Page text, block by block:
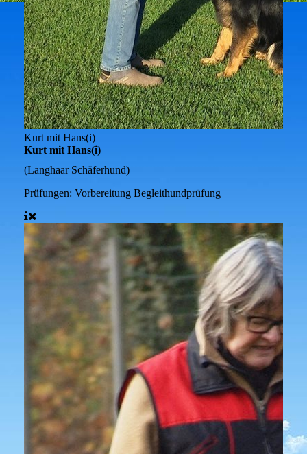
Kurt mit Hans(i)
Kurt mit Hans(i)
(Langhaar Schäferhund)
Prüfungen: Vorbereitung Begleithundprüfung